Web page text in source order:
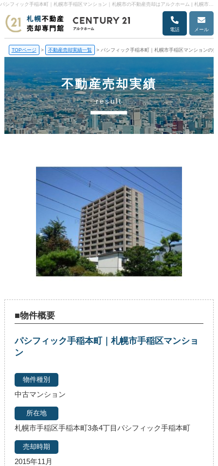
電話 メール
TOPページ > 不動産売却実績一覧 > パシフィック手稲本町｜札幌市手稲区マンションの
不動産売却実績
result
■物件概要
パシフィック手稲本町｜札幌市手稲区マンショ
ン
中古マンション
札幌市手稲区手稲本町3条4丁目パシフィック手稲本町
2015年11月